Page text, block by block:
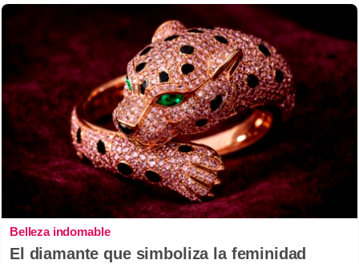
Belleza indomable
El diamante que simboliza la feminidad